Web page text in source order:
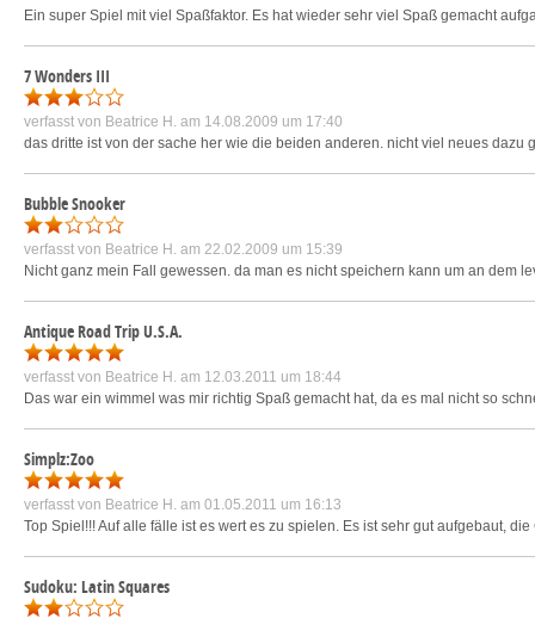
Ein super Spiel mit viel Spaßfaktor. Es hat wieder sehr viel Spaß gemacht
7 Wonders III
verfasst von Beatrice H. am 14.08.2009 um 17:40
das dritte ist von der sache her wie die beiden anderen. nicht viel neues
Bubble Snooker
verfasst von Beatrice H. am 22.02.2009 um 15:39
Nicht ganz mein Fall gewessen. da man es nicht speichern kann um an dem
Antique Road Trip U.S.A.
verfasst von Beatrice H. am 12.03.2011 um 18:44
Das war ein wimmel was mir richtig Spaß gemacht hat, da es mal nicht so
Simplz:Zoo
verfasst von Beatrice H. am 01.05.2011 um 16:13
Top Spiel!!! Auf alle fälle ist es wert es zu spielen. Es ist sehr gut aufgebaut,
Sudoku: Latin Squares